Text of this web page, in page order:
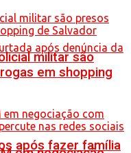
após fazer família
militar são
em shopping